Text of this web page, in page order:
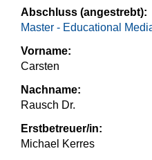
Abschluss (angestrebt):
Master - Educational
Vorname:
Carsten
Nachname:
Rausch Dr.
Erstbetreuer/in:
Michael Kerres